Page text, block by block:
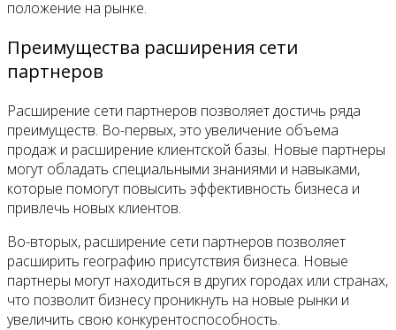
положение на рынке.
Преимущества расширения сети
партнеров
Расширение сети партнеров позволяет достичь ряда
преимуществ. Во-первых, это увеличение объема
продаж и расширение клиентской базы. Новые партнеры
могут обладать специальными знаниями и навыками,
которые помогут повысить эффективность бизнеса и
привлечь новых клиентов.
Во-вторых, расширение сети партнеров позволяет
расширить географию присутствия бизнеса. Новые
партнеры могут находиться в других городах или странах,
что позволит бизнесу проникнуть на новые рынки и
увеличить свою конкурентоспособность.